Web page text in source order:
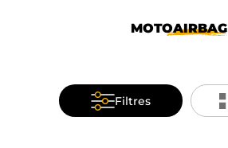
AIRBAG MOTO
MOTOAIRBAG
Filtres